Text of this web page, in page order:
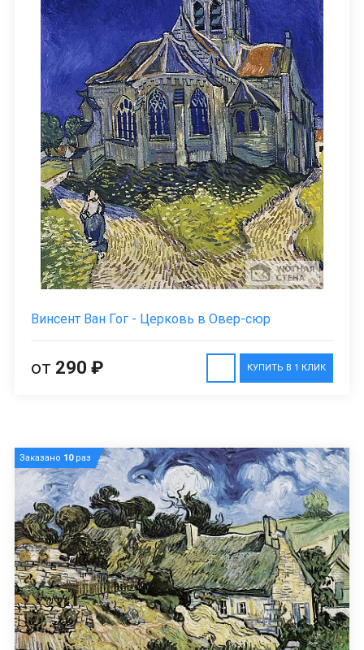
Винсент Ван Гог - Церковь в Овер-сюр
КУПИТЬ В 1 КЛИК
от 290 ₽
Заказано 10раз